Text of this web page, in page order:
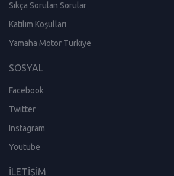
Sıkça Sorulan Sorular
Katılım Koşulları
Yamaha Motor Türkiye
SOSYAL
Facebook
Twitter
Instagram
Youtube
İLETİŞİM